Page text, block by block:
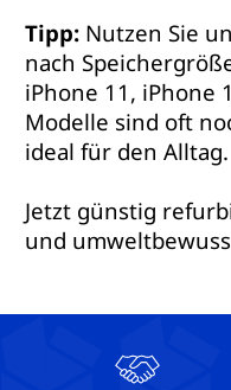
Tipp: Nutzen Sie
nach
iPhone 11, iPhone
Modelle sind oft
ideal für den Alltag.
Jetzt günstig
und